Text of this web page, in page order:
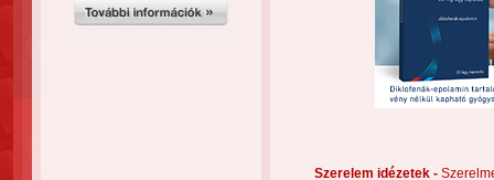
Szerelem idézetek -